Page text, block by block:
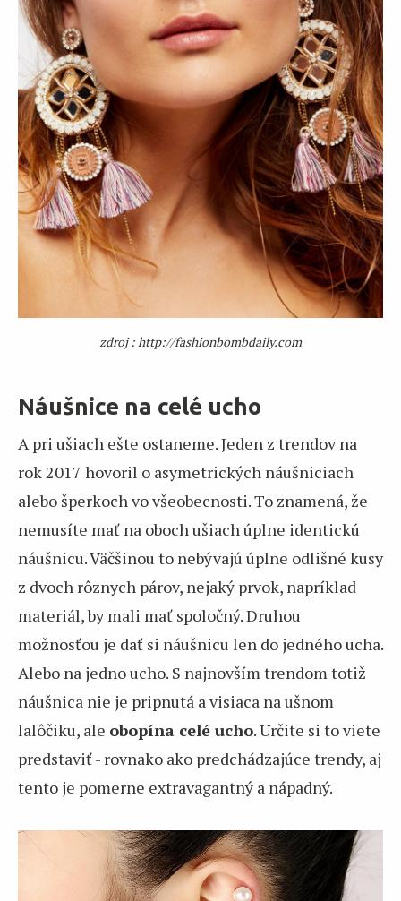
zdroj : http://fashionbombdaily.com
Náušnice na celé ucho
A pri ušiach ešte ostaneme. Jeden z trendov na
rok 2017 hovoril o asymetrických náušniciach
alebo šperkoch vo všeobecnosti. To znamená, že
nemusíte mať na oboch ušiach úplne identickú
náušnicu. Väčšinou to nebývajú úplne odlišné kusy
z dvoch rôznych párov, nejaký prvok, napríklad
materiál, by mali mať spoločný. Druhou
možnosťou je dať si náušnicu len do jedného ucha.
Alebo na jedno ucho. S najnovším trendom totiž
náušnica nie je pripnutá a visiaca na ušnom
lalôčiku, ale obopína celé ucho. Určite si to viete
predstaviť - rovnako ako predchádzajúce trendy, aj
tento je pomerne extravagantný a nápadný.